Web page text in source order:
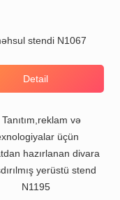
stendi N1067
Detail